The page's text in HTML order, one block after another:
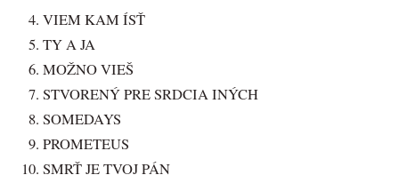
VIEM KAM ÍSŤ
TY A JA
MOŽNO VIEŠ
STVORENÝ PRE SRDCIA INÝCH
SOMEDAYS
PROMETEUS
SMRŤ JE TVOJ PÁN